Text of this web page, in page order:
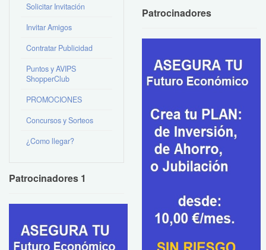
Solicitar Invitación
Invitar Amigos
Contratar Publicidad
Puntos y AVIPS
ShopperClub
PROMOCIONES
Concursos y Sorteos
¿Como llegar?
Patrocinadores 1
Patrocinadores